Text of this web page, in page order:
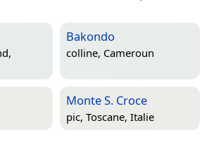
Bakondo
colline, Cameroun
Monte S. Croce
pic, Toscane, Italie